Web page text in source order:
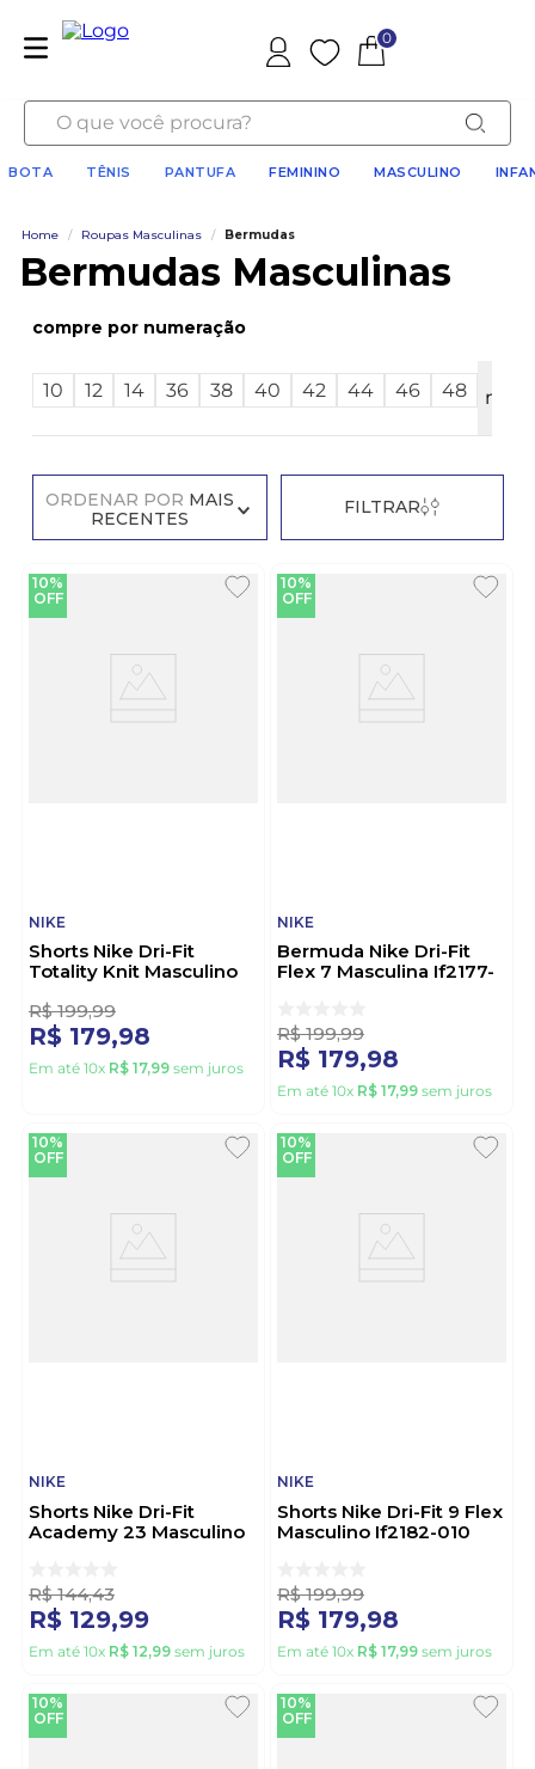
Favoritos
0
O que você procura?
BOTA TÊNIS PANTUFA FEMININO MASCULINO
Home / Roupas Masculinas / Bermudas
Bermudas Masculinas
numeração
10 12 14 36 38 40 42 44 46 48
mais
ORDENAR POR MAIS
RECENTES
FILTRAR
10%
OFF
NIKE
Shorts Nike Dri-Fit
Totality Knit Masculino
R$ 199,99
R$ 179,98
10%
OFF
NIKE
Bermuda Nike Dri-Fit
Flex 7 Masculina If2177-
R$ 199,99
R$ 179,98
Em até 10x R$ 17,99 sem juros
10%
OFF
NIKE
Shorts Nike Dri-Fit
Academy 23 Masculino
R$ 144,43
R$ 129,99
Em até 10x R$ 12,99 sem juros
10%
OFF
NIKE
Shorts Nike Dri-Fit 9 Flex
Masculino If2182-010
R$ 199,99
R$ 179,98
Em até 10x R$ 17,99 sem juros
10%
OFF
10%
OFF